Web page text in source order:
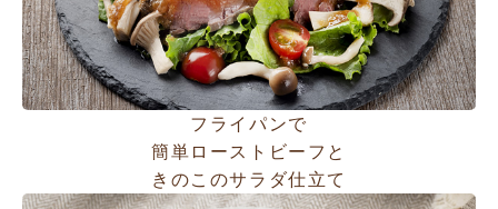
フライパンで
簡単ローストビーフと
きのこのサラダ仕立て